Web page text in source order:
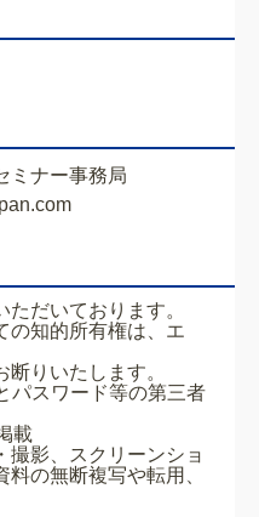
ナー事務局
だいております。
の知的所有権は、エ
りいたします。
パスワード等の第三者
載
撮影、スクリーンショ
の無断複写や転用、